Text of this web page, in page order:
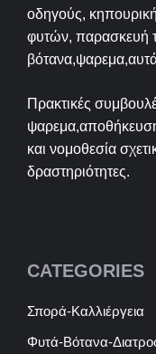
οδηγούς,
φυτών, παρασκευή
Πρακτικές
και νομοθεσία
δραστηριότητες.
CATEGORIES
Σπορά-Καλλιέργεια
Φυτά-Βότανα-